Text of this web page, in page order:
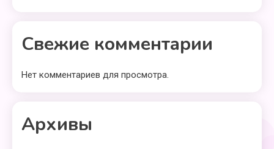
Свежие комментарии
Нет комментариев для просмотра.
Архивы